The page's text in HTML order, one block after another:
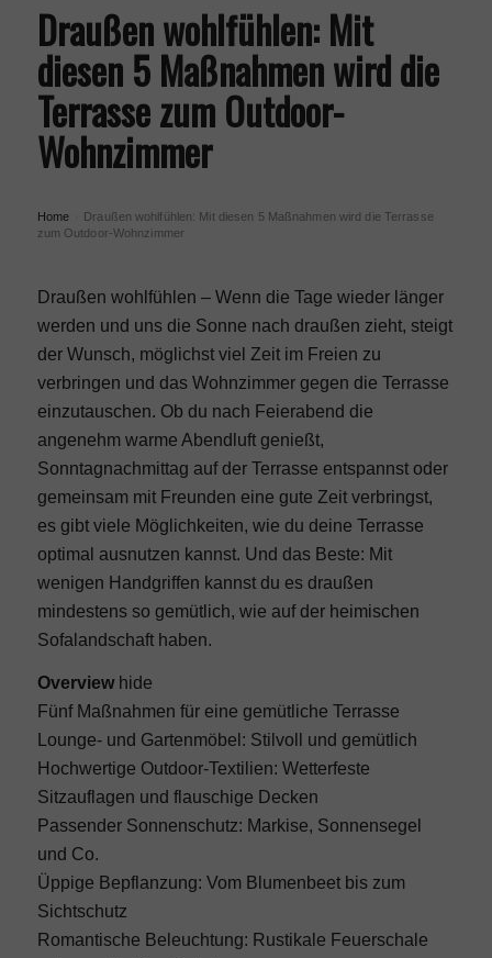
Menü
Draußen wohlfühlen: Mit
diesen 5 Maßnahmen wird die
Terrasse zum Outdoor-
Wohnzimmer
Home
Draußen wohlfühlen: Mit diesen 5 Maßnahmen wird die Terrasse
zum Outdoor-Wohnzimmer
Draußen wohlfühlen – Wenn die Tage wieder länger
werden und uns die Sonne nach draußen zieht, steigt
der Wunsch, möglichst viel Zeit im Freien zu
verbringen und das Wohnzimmer gegen die Terrasse
einzutauschen. Ob du nach Feierabend die
angenehm warme Abendluft genießt,
Sonntagnachmittag auf der Terrasse entspannst oder
gemeinsam mit Freunden eine gute Zeit verbringst,
es gibt viele Möglichkeiten, wie du deine Terrasse
optimal ausnutzen kannst. Und das Beste: Mit
wenigen Handgriffen kannst du es draußen
mindestens so gemütlich, wie auf der heimischen
Sofalandschaft haben.
Overview hide
Fünf Maßnahmen für eine gemütliche Terrasse
Lounge- und Gartenmöbel: Stilvoll und gemütlich
Hochwertige Outdoor-Textilien: Wetterfeste
Sitzauflagen und flauschige Decken
Passender Sonnenschutz: Markise, Sonnensegel
und Co.
Üppige Bepflanzung: Vom Blumenbeet bis zum
Sichtschutz
Romantische Beleuchtung: Rustikale Feuerschale